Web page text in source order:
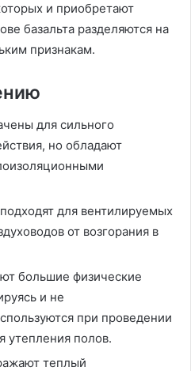
и приобретают
базальта разделяются на
признакам.
для сильного
но обладают
для вентилируемых
от возгорания в
большие физические
и не
при проведении
утепления полов.
теплый